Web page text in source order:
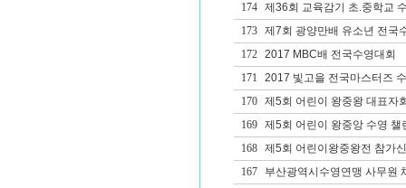
174
제36회 교육감기 초.중학교
173
제7회 광양만배 유소년 전국
172
2017 MBC배 전국수영대회
171
2017 빛고을 전국마스터즈
170
제5회 어린이 왕중왕 대표자
169
제5회 어린이 왕중앙 수영 챌
168
제5회 어린이왕중왕전 참가
167
부산광역시수영연맹 사무원